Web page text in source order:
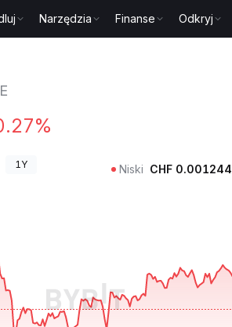
Narzędzia Finanse Odkryj
1Y Niski CHF 0.001244